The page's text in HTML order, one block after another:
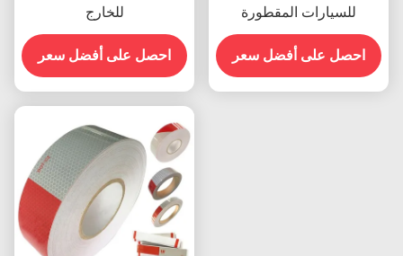
للخارج
احصل على أفضل سعر
للسيارات المقطورة
احصل على أفضل سعر